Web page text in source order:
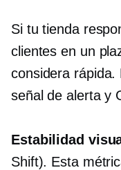
Si tu tienda
clientes en un
considera
señal de alerta y
Estabilidad
Shift). Esta